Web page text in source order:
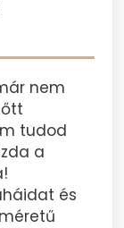
nem
tudod
a
és